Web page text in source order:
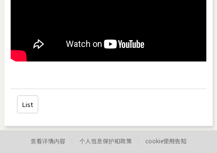
List
查看详情内容 个人信息保护和政策 cookie使用告知